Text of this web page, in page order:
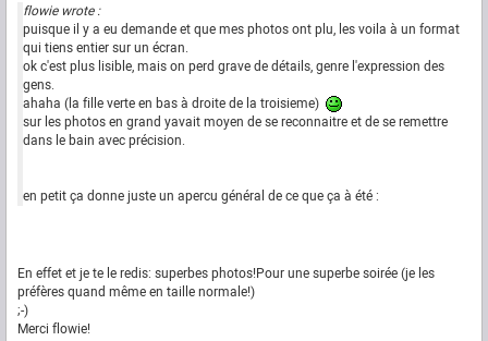
flowie wrote :
puisque il y a eu demande et que mes photos ont plu, les voila à un format
qui tiens entier sur un écran.
ok c'est plus lisible, mais on perd grave de détails, genre l'expression des
gens.
ahaha (la fille verte en bas à droite de la troisieme)
sur les photos en grand yavait moyen de se reconnaitre et de se remettre
dans le bain avec précision.
en petit ça donne juste un apercu général de ce que ça à été :
En effet et je te le redis: superbes photos!Pour une superbe soirée (je les
préfères quand même en taille normale!)
;-)
Merci flowie!